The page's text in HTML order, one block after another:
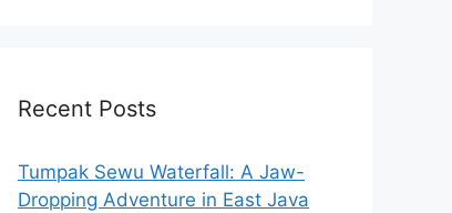
Recent Posts
Tumpak Sewu Waterfall: A Jaw-
Dropping Adventure in East Java